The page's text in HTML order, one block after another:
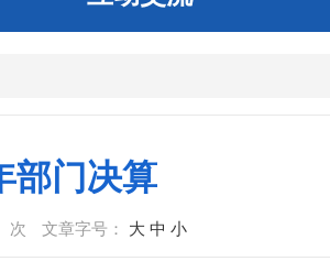
部门决算
次 文章字号： 大 中 小